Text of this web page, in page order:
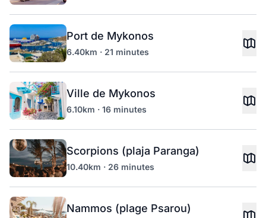
Port de Mykonos
6.40km · 21 minutes
Ville de Mykonos
6.10km · 16 minutes
Scorpions (plaja Paranga)
10.40km · 26 minutes
Nammos (plage Psarou)